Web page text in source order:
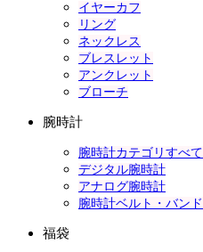
イヤーカフ
リング
ネックレス
ブレスレット
アンクレット
ブローチ
腕時計
腕時計カテゴリすべて
デジタル腕時計
アナログ腕時計
腕時計ベルト・バンド
福袋